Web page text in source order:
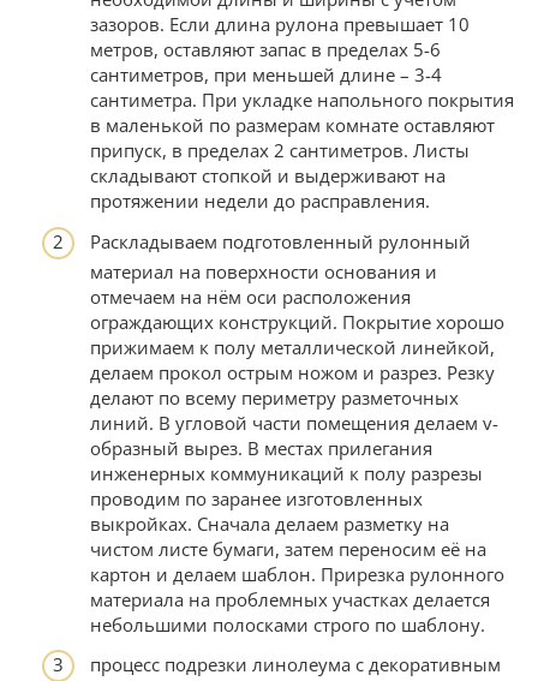
зазоров. Если длина рулона превышает 10
метров, оставляют запас в пределах 5-6
сантиметров, при меньшей длине – 3-4
сантиметра. При укладке напольного покрытия
в маленькой по размерам комнате оставляют
припуск, в пределах 2 сантиметров. Листы
складывают стопкой и выдерживают на
протяжении недели до расправления.
Раскладываем подготовленный рулонный
материал на поверхности основания и
отмечаем на нём оси расположения
ограждающих конструкций. Покрытие хорошо
прижимаем к полу металлической линейкой,
делаем прокол острым ножом и разрез. Резку
делают по всему периметру разметочных
линий. В угловой части помещения делаем v-
образный вырез. В местах прилегания
инженерных коммуникаций к полу разрезы
проводим по заранее изготовленных
выкройках. Сначала делаем разметку на
чистом листе бумаги, затем переносим её на
картон и делаем шаблон. Прирезка рулонного
материала на проблемных участках делается
небольшими полосками строго по шаблону.
процесс подрезки линолеума с декоративным